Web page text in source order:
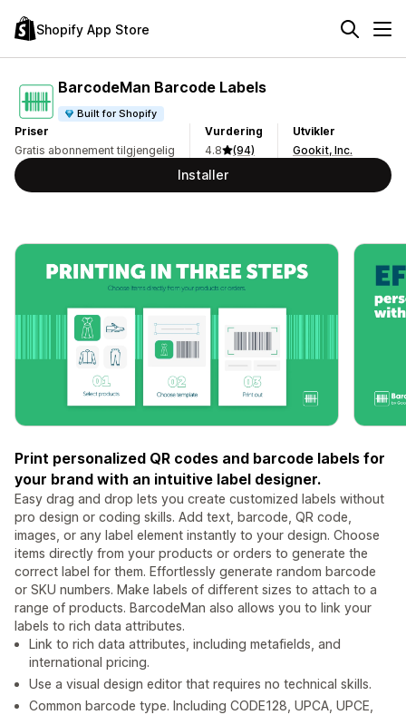
Shopify App Store
BarcodeMan Barcode Labels
Built for Shopify
Priser
Gratis abonnement tilgjengelig
Vurdering
4.8
(94)
Utvikler
Gookit, Inc.
Installer
Print personalized QR codes and barcode labels for
your brand with an intuitive label designer.
Easy drag and drop lets you create customized labels without
pro design or coding skills. Add text, barcode, QR code,
images, or any label element instantly to your design. Choose
items directly from your products or orders to generate the
correct label for them. Effortlessly generate random barcode
or SKU numbers. Make labels of different sizes to attach to a
range of products. BarcodeMan also allows you to link your
labels to rich data attributes.
Link to rich data attributes, including metafields, and
international pricing.
Use a visual design editor that requires no technical skills.
Common barcode type. Including CODE128, UPCA, UPCE,